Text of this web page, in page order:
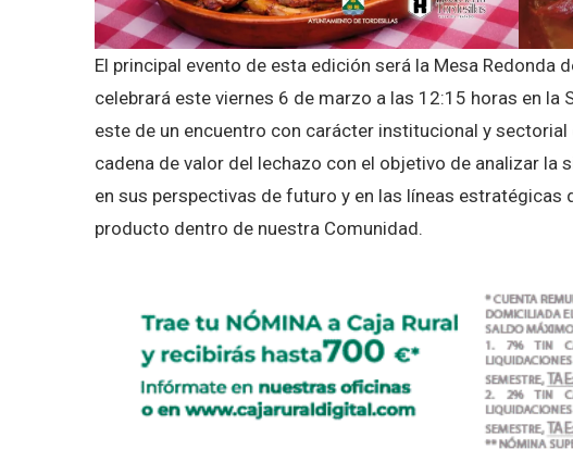
El principal evento de esta edición será la Mesa Redonda
celebrará este viernes 6 de marzo a las 12:15 horas en
este de un encuentro con carácter institucional y
cadena de valor del lechazo con el objetivo de analizar
en sus perspectivas de futuro y en las líneas
producto dentro de nuestra Comunidad.